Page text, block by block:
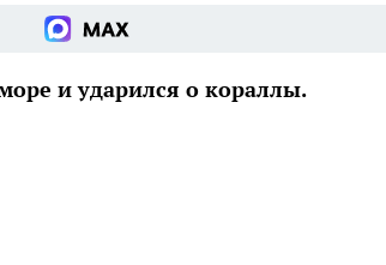
и ударился о кораллы.